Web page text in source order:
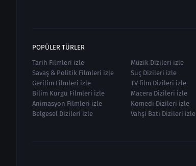
POPÜLER TÜRLER
Tarih Filmleri izle
Savaş & Politik Filmleri izle
Gerilim Filmleri izle
Bilim Kurgu Filmleri izle
Animasyon Filmleri izle
Belgesel Dizileri izle
Müzik Dizileri izle
Suç Dizileri izle
TV film Dizileri izle
Macera Dizileri izle
Komedi Dizileri izle
Vahşi Batı Dizileri izle